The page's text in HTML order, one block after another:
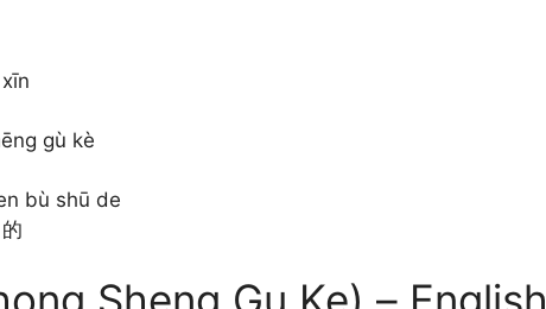
gù kè
bù shū de